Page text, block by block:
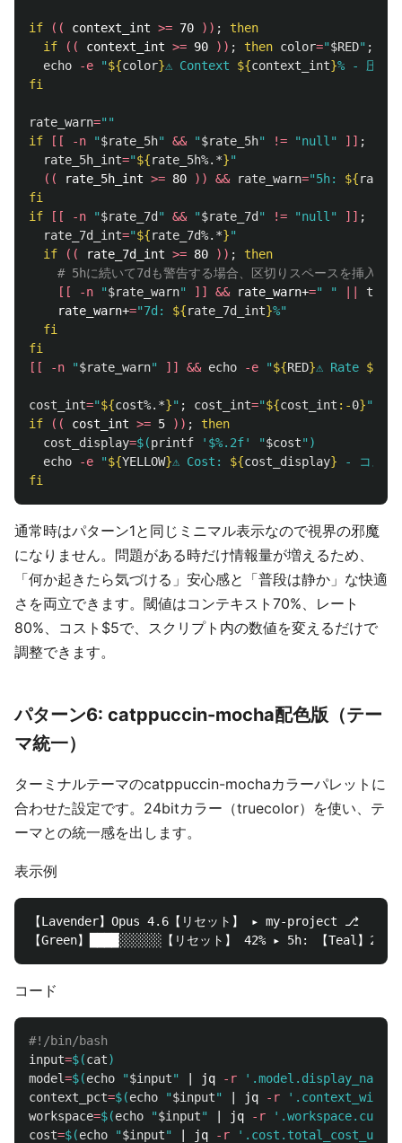
if (( context_int >= 70 )) ;
then
  if
(( context_int >= 90 )) ; then color="$RED" ;
echo
-e "${color}⚠ Context ${context_int}% - 圧縮
fi
rate_warn=""
if
[[ -n "$rate_5h" && "$rate_5h" != "null" ]] ;
rate_5h_int="${rate_5h%.*}"
((
rate_5h_int >= 80 )) && rate_warn="5h: ${
fi
if
[[ -n "$rate_7d " && "$rate_7d " != "null" ]] ;
rate_7d_int="${rate_7d%.*}"
if
(( rate_7d_int >= 80 )) ;
then
# 5hに続いて7dも警告する場合、区切りスペースを挿入
[[
-n "$rate_warn" ]] && rate_warn+=" "
true
rate_warn+="7d: ${rate_7d_int}%"
fi
fi
[[
-n "$rate_warn" ]] && echo -e "${RED}⚠ Rate ${
cost_int="${cost%.*}" ; cost_int="${cost_int :-0}"
if
(( cost_int >= 5 )) ;
then
cost_display=$(printf '$%.2f' "$cost" )
echo
-e "${YELLOW}⚠ Cost: ${cost_display} - コスト
fi
通常時はパターン1と同じミニマル表示なので視界の邪魔
になりません。問題がある時だけ情報量が増えるため、
「何か起きたら気づける」安心感と「普段は静か」な快適
さを両立できます。閾値はコンテキスト70%、レート
80%、コスト$5で、スクリプト内の数値を変えるだけで
調整できます。
パターン6: catppuccin-mocha配色版（テー
マ統一）
ターミナルテーマのcatppuccin-mochaカラーパレットに
合わせた設定です。24bitカラー（truecolor）を使い、テ
ーマとの統一感を出します。
表示例
【Lavender】Opus 4.6【リセット】 ▸ my-project ⎇ 【
コード
#!/bin/bash
input=$(cat)
model=$(echo "$input" | jq -r
'.model.display_name
context_pct=$(echo "$input" | jq -r
workspace=$(echo "$input" | jq -r
cost=$(echo "$input" | jq -r
'.cost.total_cost_usd